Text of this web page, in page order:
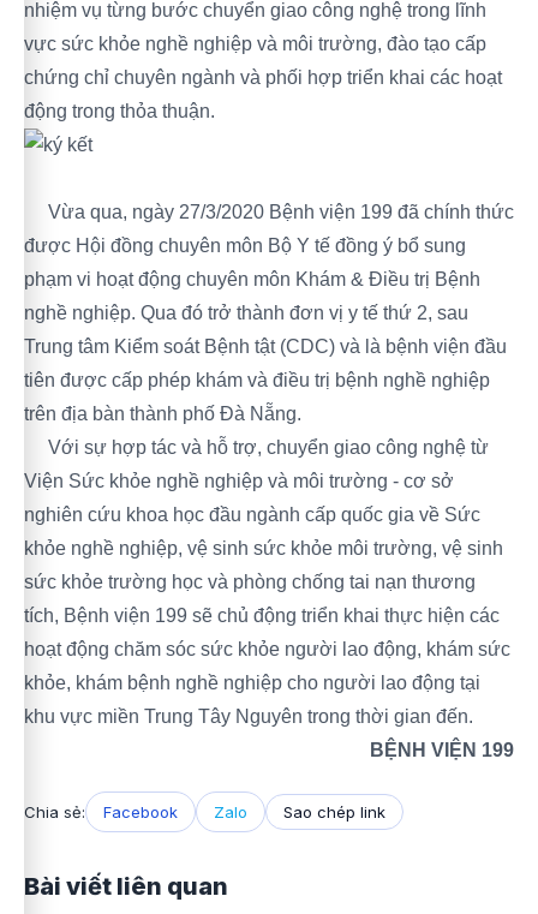
nhiệm vụ từng bước chuyển giao công nghệ trong lĩnh
vực sức khỏe nghề nghiệp và môi trường, đào tạo cấp
chứng chỉ chuyên ngành và phối hợp triển khai các hoạt
động trong thỏa thuận.
Vừa qua, ngày 27/3/2020 Bệnh viện 199 đã chính thức
được Hội đồng chuyên môn Bộ Y tế đồng ý bổ sung
phạm vi hoạt động chuyên môn Khám & Điều trị Bệnh
nghề nghiệp. Qua đó trở thành đơn vị y tế thứ 2, sau
Trung tâm Kiểm soát Bệnh tật (CDC) và là bệnh viện đầu
tiên được cấp phép khám và điều trị bệnh nghề nghiệp
trên địa bàn thành phố Đà Nẵng.
Với sự hợp tác và hỗ trợ, chuyển giao công nghệ từ
Viện Sức khỏe nghề nghiệp và môi trường - cơ sở
nghiên cứu khoa học đầu ngành cấp quốc gia về Sức
khỏe nghề nghiệp, vệ sinh sức khỏe môi trường, vệ sinh
sức khỏe trường học và phòng chống tai nạn thương
tích, Bệnh viện 199 sẽ chủ động triển khai thực hiện các
hoạt động chăm sóc sức khỏe người lao động, khám sức
khỏe, khám bệnh nghề nghiệp cho người lao động tại
khu vực miền Trung Tây Nguyên trong thời gian đến.
BỆNH VIỆN 199
Chia sẻ: Facebook Zalo Sao chép link
Bài viết liên quan